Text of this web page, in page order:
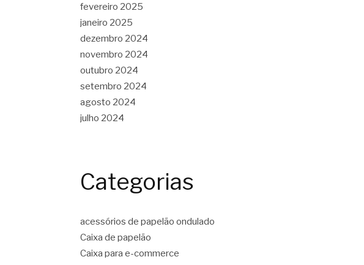
fevereiro 2025
janeiro 2025
dezembro 2024
novembro 2024
outubro 2024
setembro 2024
agosto 2024
julho 2024
Categorias
acessórios de papelão ondulado
Caixa de papelão
Caixa para e-commerce